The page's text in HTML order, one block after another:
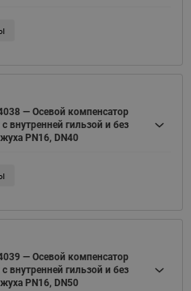
— Осевой компенсатор
внутренней гильзой и без
PN16, DN40
— Осевой компенсатор
внутренней гильзой и без
PN16, DN50